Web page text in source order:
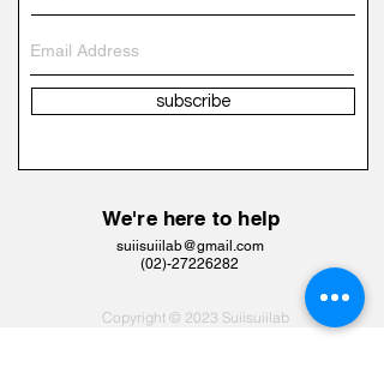
subscribe
We're here to help
suiisuiilab@gmail.com
​(02)-27226282
Copyright © 2023 Suiisuiilab